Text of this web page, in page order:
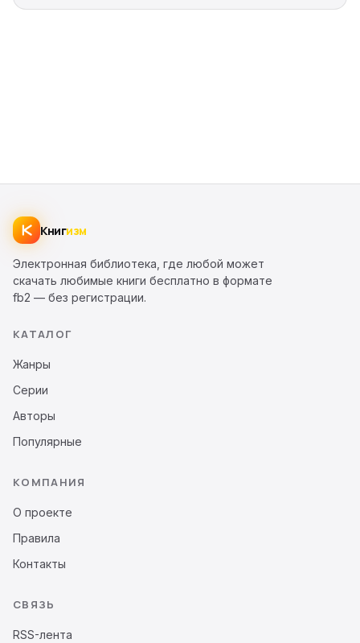
Книгизм
Электронная библиотека, где любой может
скачать любимые книги бесплатно в формате
fb2 — без регистрации.
КАТАЛОГ
Жанры
Серии
Авторы
Популярные
КОМПАНИЯ
О проекте
Правила
Контакты
СВЯЗЬ
RSS-лента